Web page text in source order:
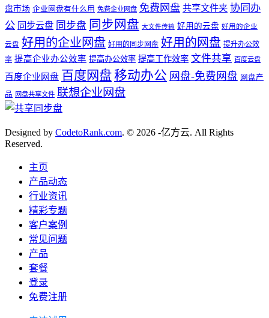
盘市场 企业网盘有什么用 免费企业网盘 免费网盘 共享文件夹 协同办
公 同步云盘 同步盘 同步网盘 大文件传输 好用的云盘 好用的企业
云盘 好用的企业网盘 好用的同步网盘 好用的网盘 提升办公效
率 提高企业办公效率 提高办公效率 提高工作效率 文件共享 百度云盘
百度企业网盘 百度网盘 移动办公 网盘-免费网盘 网盘产
品 网盘共享文件 联想企业网盘
Designed by CodetoRank.com. © 2026 -亿方云. All Rights
Reserved.
主页
产品动态
行业资讯
精彩专题
客户案例
常见问题
产品
套餐
登录
免费注册